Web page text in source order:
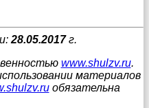
28.05.2017г.
www.shulzv.ru.
материалов
обязательна